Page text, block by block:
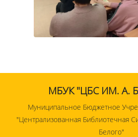
МБУК "ЦБС ИМ. А.
Муниципальное Бюджетное
"Централизованная Библиотечная
Белого"